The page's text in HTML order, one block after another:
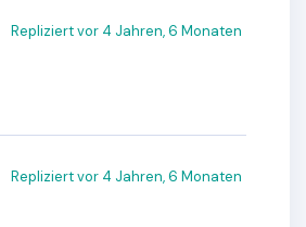
Repliziertvor 4 Jahren, 6 Monaten
Repliziertvor 4 Jahren, 6 Monaten